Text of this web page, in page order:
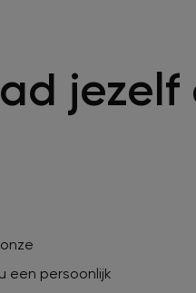
een persoonlijk